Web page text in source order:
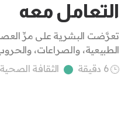
التعامل معه
تعرَّضت البشرية على مرِّ
الطبيعية، والصراعات،
6 دقيقة
الثقافة الصحية